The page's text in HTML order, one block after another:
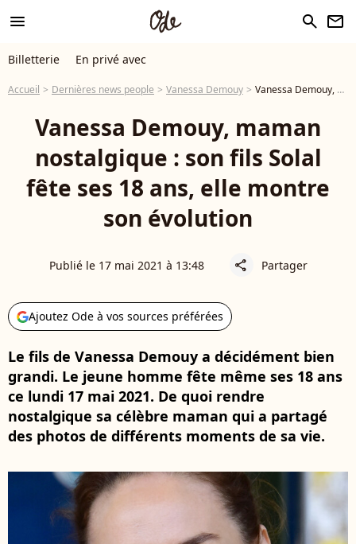
menu search newsletter
Billetterie En privé avec
Accueil Dernières news people Vanessa Demouy Vanessa Demouy, maman nostalgique : son fils Solal fête ses 18 ans, elle montre son évolution
Vanessa Demouy, maman
nostalgique : son fils Solal
fête ses 18 ans, elle montre
son évolution
Publié le 17 mai 2021 à 13:48 share Partager
Ajoutez Ode à vos sources préférées
Le fils de Vanessa Demouy a décidément bien
grandi. Le jeune homme fête même ses 18 ans
ce lundi 17 mai 2021. De quoi rendre
nostalgique sa célèbre maman qui a partagé
des photos de différents moments de sa vie.